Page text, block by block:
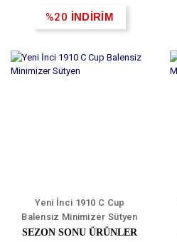
%20 İNDİRİM
Yeni İnci 1910 C Cup
Balensiz Minimizer Sütyen
SEZON SONU ÜRÜNLER